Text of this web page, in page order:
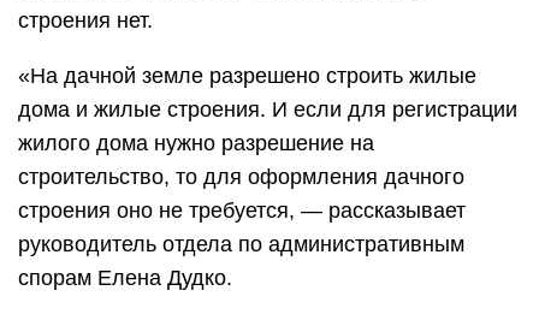
строения нет.
«На дачной земле разрешено строить жилые
дома и жилые строения. И если для регистрации
жилого дома нужно разрешение на
строительство, то для оформления дачного
строения оно не требуется, — рассказывает
руководитель отдела по административным
спорам Елена Дудко.